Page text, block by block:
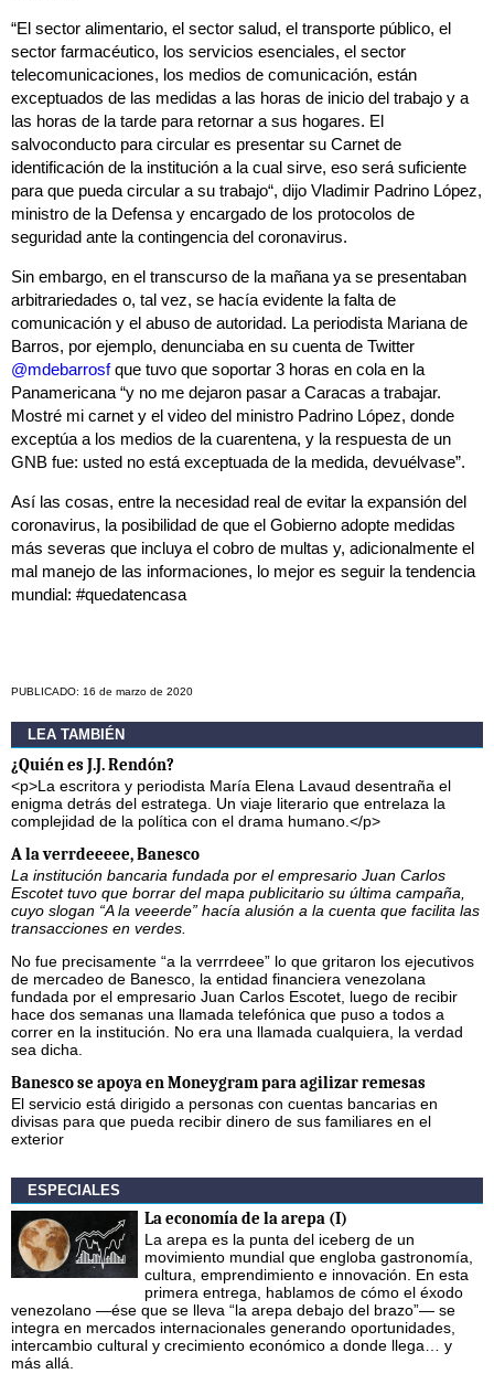
“El sector alimentario, el sector salud, el transporte público, el
sector farmacéutico, los servicios esenciales, el sector
telecomunicaciones, los medios de comunicación, están
exceptuados de las medidas a las horas de inicio del trabajo y a
las horas de la tarde para retornar a sus hogares. El
salvoconducto para circular es presentar su Carnet de
identificación de la institución a la cual sirve, eso será suficiente
para que pueda circular a su trabajo“, dijo Vladimir Padrino López,
ministro de la Defensa y encargado de los protocolos de
seguridad ante la contingencia del coronavirus.
Sin embargo, en el transcurso de la mañana ya se presentaban
arbitrariedades o, tal vez, se hacía evidente la falta de
comunicación y el abuso de autoridad. La periodista Mariana de
Barros, por ejemplo, denunciaba en su cuenta de Twitter
@mdebarrosfque tuvo que soportar 3 horas en cola en la
Panamericana “y no me dejaron pasar a Caracas a trabajar.
Mostré mi carnet y el video del ministro Padrino López, donde
exceptúa a los medios de la cuarentena, y la respuesta de un
GNB fue: usted no está exceptuada de la medida, devuélvase”.
Así las cosas, entre la necesidad real de evitar la expansión del
coronavirus, la posibilidad de que el Gobierno adopte medidas
más severas que incluya el cobro de multas y, adicionalmente el
mal manejo de las informaciones, lo mejor es seguir la tendencia
mundial: #quedatencasa
PUBLICADO: 16 de marzo de 2020
LEA TAMBIÉN
¿Quién es J.J. Rendón?
<p>La escritora y periodista María Elena Lavaud desentraña el
enigma detrás del estratega. Un viaje literario que entrelaza la
complejidad de la política con el drama humano.</p>
A la verrdeeeee, Banesco
La institución bancaria fundada por el empresario Juan Carlos
Escotet tuvo que borrar del mapa publicitario su última campaña,
cuyo slogan “A la veeerde” hacía alusión a la cuenta que facilita las
transacciones en verdes.
No fue precisamente “a la verrrdeee” lo que gritaron los ejecutivos
de mercadeo de Banesco, la entidad financiera venezolana
fundada por el empresario Juan Carlos Escotet, luego de recibir
hace dos semanas una llamada telefónica que puso a todos a
correr en la institución. No era una llamada cualquiera, la verdad
sea dicha.
Banesco se apoya en Moneygram para agilizar remesas
El servicio está dirigido a personas con cuentas bancarias en
divisas para que pueda recibir dinero de sus familiares en el
exterior
ESPECIALES
La economía de la arepa (I)
La arepa es la punta del iceberg de un
movimiento mundial que engloba gastronomía,
cultura, emprendimiento e innovación. En esta
primera entrega, hablamos de cómo el éxodo
venezolano —ése que se lleva “la arepa debajo del brazo”— se
integra en mercados internacionales generando oportunidades,
intercambio cultural y crecimiento económico a donde llega… y
más allá.